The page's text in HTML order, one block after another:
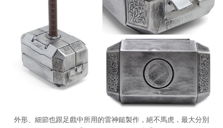
外形、細節也跟足戲中所用的雷神鎚製作，絕不馬虎，最大分別